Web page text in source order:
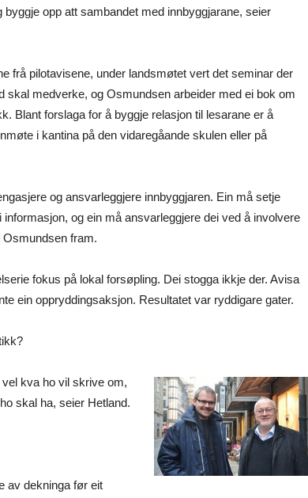
opp att sambandet med innbyggjarane, seier
frå pilotavisene, under landsmøtet vert det seminar der
skal medverke, og Osmundsen arbeider med ei bok om
Blant forslaga for å byggje relasjon til lesarane er å
i kantina på den vidaregåande skulen eller på
og ansvarleggjere innbyggjaren. Ein må setje
og ein må ansvarleggjere dei ved å involvere
Osmundsen fram.
fokus på lokal forsøpling. Dei stogga ikkje der. Avisa
ein oppryddingsaksjon. Resultatet var ryddigare gater.
kva ho vil skrive om,
skal ha, seier Hetland.
av dekninga før eit